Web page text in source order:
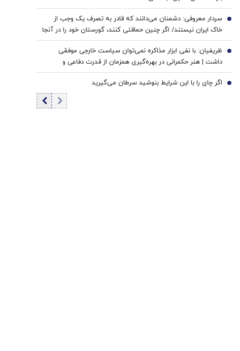
سردار معروفی: دشمنان می‌دانند که قادر به تصرف یک وجب از
خاک ایران نیستند/ اگر چنین حماقتی کنند، گورستان خود را در آنجا
خواهند یافت/ دیپلماسی بدون پشتیبانی مردمی امکان‌پذیر نیست
8
ظریفیان: با نفی ابزار مذاکره نمی‌توان سیاست خارجی موفقی
داشت | هنر حکمرانی در بهره‌گیری همزمان از قدرت دفاعی و
ظرفیت‌های دیپلماتیک است، نه حذف یکی به نفع دیگری
9
اگر چای را با این شرایط بنوشید سرطان می‌گیرید 10